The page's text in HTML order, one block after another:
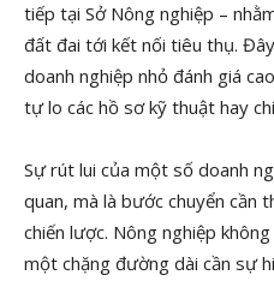
tiếp tại Sở Nông nghiệp –
đất đai tới kết nối tiêu thụ.
doanh nghiệp nhỏ đánh giá
tự lo các hồ sơ kỹ thuật hay
Sự rút lui của một số doanh
quan, mà là bước chuyển cần
chiến lược. Nông nghiệp
một chặng đường dài cần sự